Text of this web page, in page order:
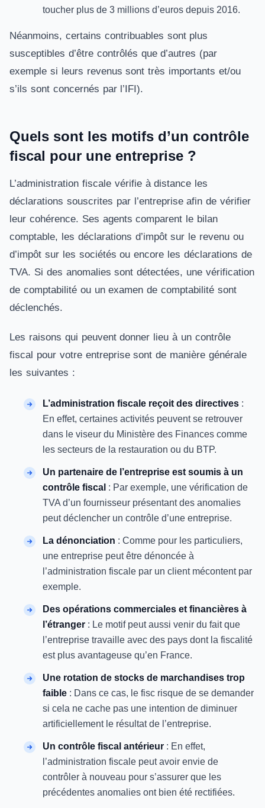
toucher plus de 3 millions d’euros depuis 2016.
Néanmoins, certains contribuables sont plus
susceptibles d’être contrôlés que d’autres (par
exemple si leurs revenus sont très importants et/ou
s’ils sont concernés par l’IFI).
Quels sont les motifs d’un contrôle
fiscal pour une entreprise ?
L’administration fiscale vérifie à distance les
déclarations souscrites par l’entreprise afin de vérifier
leur cohérence. Ses agents comparent le bilan
comptable, les déclarations d’impôt sur le revenu ou
d’impôt sur les sociétés ou encore les déclarations de
TVA. Si des anomalies sont détectées, une vérification
de comptabilité ou un examen de comptabilité sont
déclenchés.
Les raisons qui peuvent donner lieu à un contrôle
fiscal pour votre entreprise sont de manière générale
les suivantes :
L’administration fiscale reçoit des directives :
En effet, certaines activités peuvent se retrouver
dans le viseur du Ministère des Finances comme
les secteurs de la restauration ou du BTP.
Un partenaire de l’entreprise est soumis à un
contrôle fiscal : Par exemple, une vérification de
TVA d’un fournisseur présentant des anomalies
peut déclencher un contrôle d’une entreprise.
La dénonciation : Comme pour les particuliers,
une entreprise peut être dénoncée à
l’administration fiscale par un client mécontent par
exemple.
Des opérations commerciales et financières à
l’étranger : Le motif peut aussi venir du fait que
l’entreprise travaille avec des pays dont la fiscalité
est plus avantageuse qu’en France.
Une rotation de stocks de marchandises trop
faible : Dans ce cas, le fisc risque de se demander
si cela ne cache pas une intention de diminuer
artificiellement le résultat de l’entreprise.
Un contrôle fiscal antérieur : En effet,
l’administration fiscale peut avoir envie de
contrôler à nouveau pour s’assurer que les
précédentes anomalies ont bien été rectifiées.